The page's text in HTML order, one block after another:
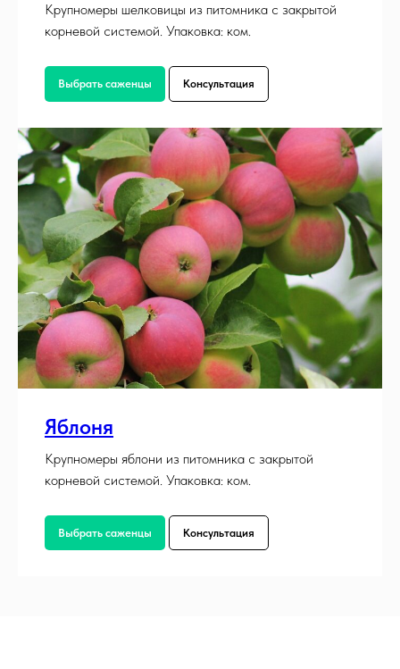
Крупномеры шелковицы из питомника с закрытой
корневой системой. Упаковка: ком.
Выбрать саженцы Консультация
Яблоня
Крупномеры яблони из питомника с закрытой
корневой системой. Упаковка: ком.
Выбрать саженцы Консультация